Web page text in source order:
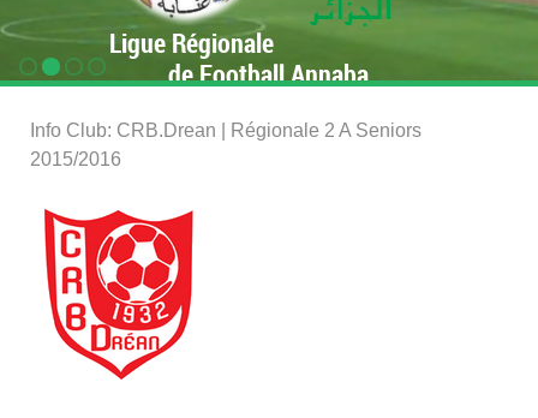
Ligue Régionale
de Football Annaba
Info Club: CRB.Drean | Régionale 2 A Seniors
2015/2016